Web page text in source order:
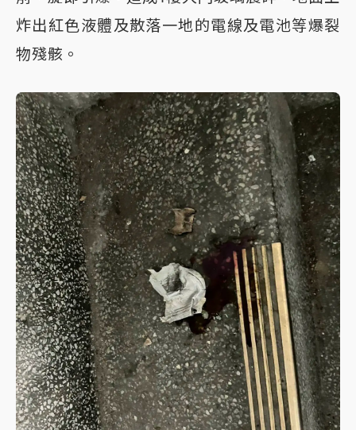
炸出紅色液體及散落一地的電線及電池等爆裂
物殘骸。